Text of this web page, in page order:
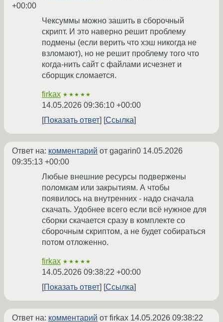
+00:00
Чексуммы можно зашить в сборочный
скрипт. И это наверно решит проблему
подмены (если верить что хэш никогда не
взломают), но не решит проблему того что
когда-нить сайт с файлами исчезнет и
сборщик сломается.
firkax ★★★★★
14.05.2026 09:36:10 +00:00
Показать ответ
Ссылка
Ответ на: комментарий от gagarin0 14.05.2026
09:35:13 +00:00
Любые внешние ресурсы подвержены
поломкам или закрытиям. А чтобы
появилось на внутренних - надо сначала
скачать. Удобнее всего если всё нужное для
сборки скачается сразу в комплекте со
сборочным скриптом, а не будет собираться
потом отложенно.
firkax ★★★★★
14.05.2026 09:38:22 +00:00
Показать ответ
Ссылка
Ответ на: комментарий от firkax 14.05.2026 09:38:22